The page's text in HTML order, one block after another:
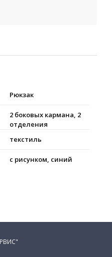
Рюкзак
2 боковых кармана, 2
отделения
текстиль
с рисунком, синий